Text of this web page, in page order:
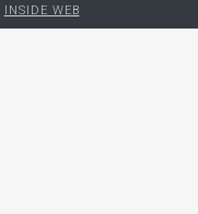
INSIDE WEB